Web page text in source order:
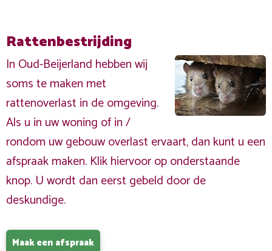
Rattenbestrijding
In Oud-Beijerland hebben wij
soms te maken met
rattenoverlast in de omgeving.
Als u in uw woning of in /
rondom uw gebouw overlast ervaart, dan kunt u een
afspraak maken. Klik hiervoor op onderstaande
knop. U wordt dan eerst gebeld door de
deskundige.
Maak een afspraak